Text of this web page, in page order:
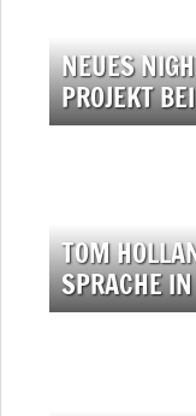
NEUES
PROJEKT
TOM
SPRACHE